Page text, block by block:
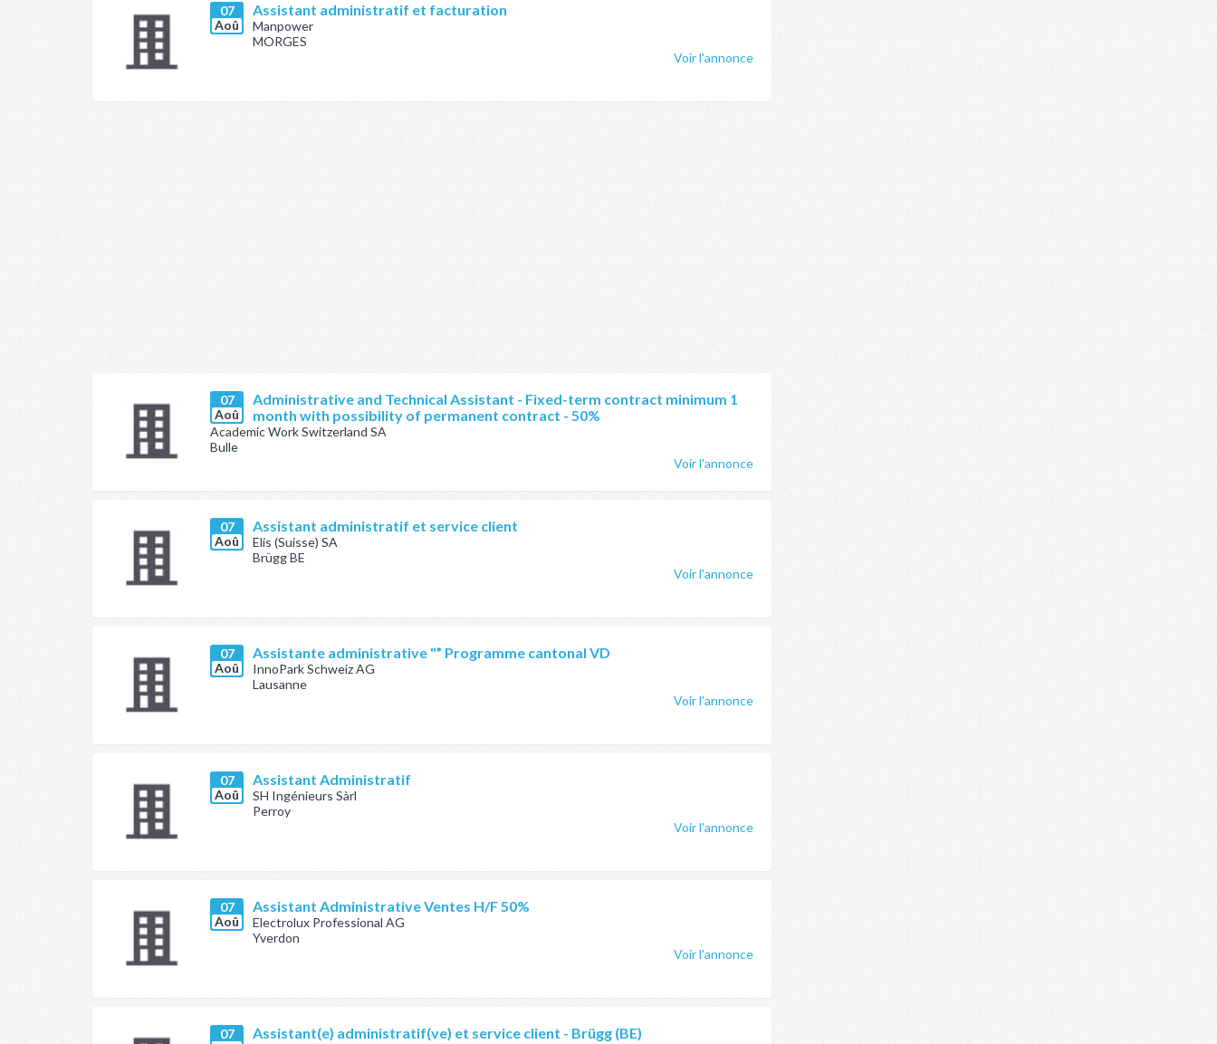
07
Aoû
Assistant administratif et facturation
Manpower
MORGES
Voir l'annonce
07
Aoû
Administrative and Technical Assistant - Fixed-term contract minimum 1
month with possibility of permanent contract - 50%
Academic Work Switzerland SA
Bulle
Voir l'annonce
07
Aoû
Assistant administratif et service client
Elis (Suisse) SA
Brügg BE
Voir l'annonce
07
Aoû
Assistante administrative "” Programme cantonal VD
InnoPark Schweiz AG
Lausanne
Voir l'annonce
07
Aoû
Assistant Administratif
SH Ingénieurs Sàrl
Perroy
Voir l'annonce
07
Aoû
Assistant Administrative Ventes H/F 50%
Electrolux Professional AG
Yverdon
Voir l'annonce
07
Assistant(e) administratif(ve) et service client - Brügg (BE)